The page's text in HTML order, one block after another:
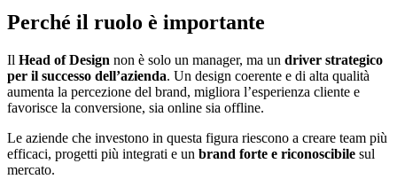
Perché il ruolo è importante
Il Head of Design non è solo un manager, ma un driver strategico
per il successo dell’azienda. Un design coerente e di alta qualità
aumenta la percezione del brand, migliora l’esperienza cliente e
favorisce la conversione, sia online sia offline.
Le aziende che investono in questa figura riescono a creare team più
efficaci, progetti più integrati e un brand forte e riconoscibile sul
mercato.